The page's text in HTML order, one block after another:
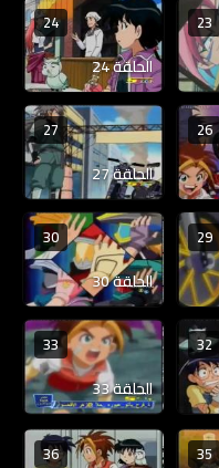
23
24
الحلقة 24
26
27
الحلقة 27
29
30
الحلقة 30
32
33
الحلقة 33
35
36